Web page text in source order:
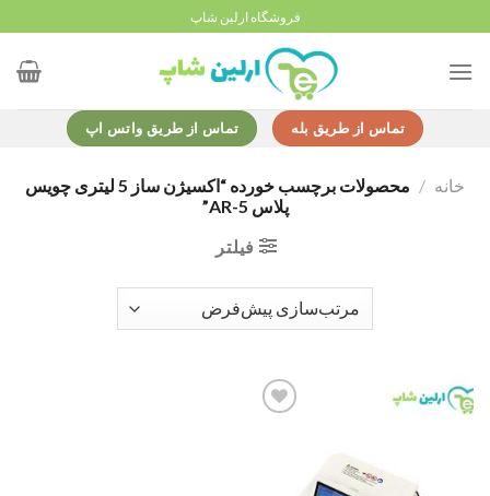
to
content
فروشگاه ارلین شاپ
تماس از طریق بله تماس از طریق واتس اپ
خانه /
محصولات برچسب خورده “اکسیژن ساز 5 لیتری چویس
پلاس AR-5”
فیلتر